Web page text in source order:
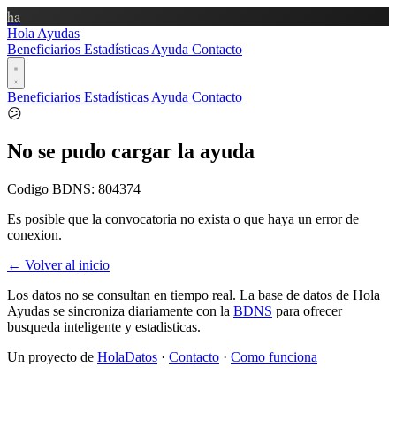
ha
Hola Ayudas
Beneficiarios Estadísticas Ayuda Contacto
Beneficiarios Estadísticas Ayuda Contacto
😕
No se pudo cargar la ayuda
Codigo BDNS: 804374
Es posible que la convocatoria no exista o que haya un error de
conexion.
← Volver al inicio
Los datos no se consultan en tiempo real. La base de datos de Hola
Ayudas se sincroniza diariamente con la BDNS para ofrecer
busqueda inteligente y estadisticas.
Un proyecto de HolaDatos · Contacto · Como funciona